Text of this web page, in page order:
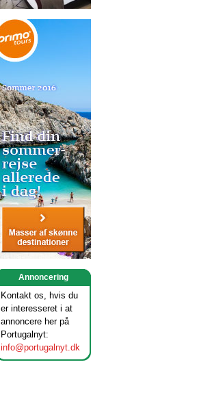
Annoncering
Kontakt os, hvis du
er interesseret i at
annoncere her på
Portugalnyt:
info@portugalnyt.dk